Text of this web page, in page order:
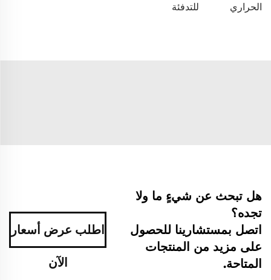
الحراري
للتدفئة
هل تبحث عن شيءٍ ما ولا
تجده؟
اتصل بمستشارينا للحصول
على مزيد من المنتجات
المتاحة.
اطلب عرض أسعار
الآن